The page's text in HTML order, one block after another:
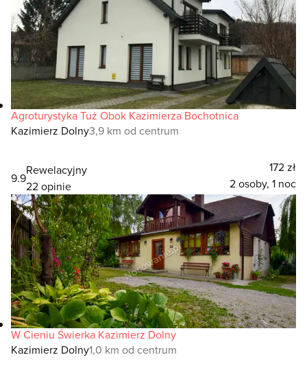
Agroturystyka Tuż Obok Kazimierza Bochotnica
Kazimierz Dolny3,9 km od centrum
9.9
Rewelacyjny
22 opinie
172 zł
2 osoby, 1 noc
W Cieniu Świerka Kazimierz Dolny
Kazimierz Dolny1,0 km od centrum